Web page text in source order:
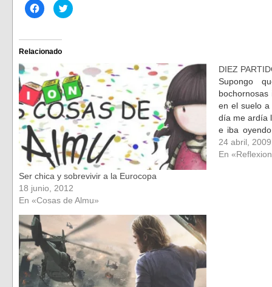
Haz
clic
Facebook
(Se
abre
una
ventana
nueva)
Haz
clic
una
ventana
nueva)
Relacionado
Ser chica y sobrevivir a la Eurocopa
18 junio, 2012
En «Cosas de Almu»
DIEZ
Supongo
bochornosas
en el suelo a
día me ardía
e iba
este tema y
24 abril, 2009
En